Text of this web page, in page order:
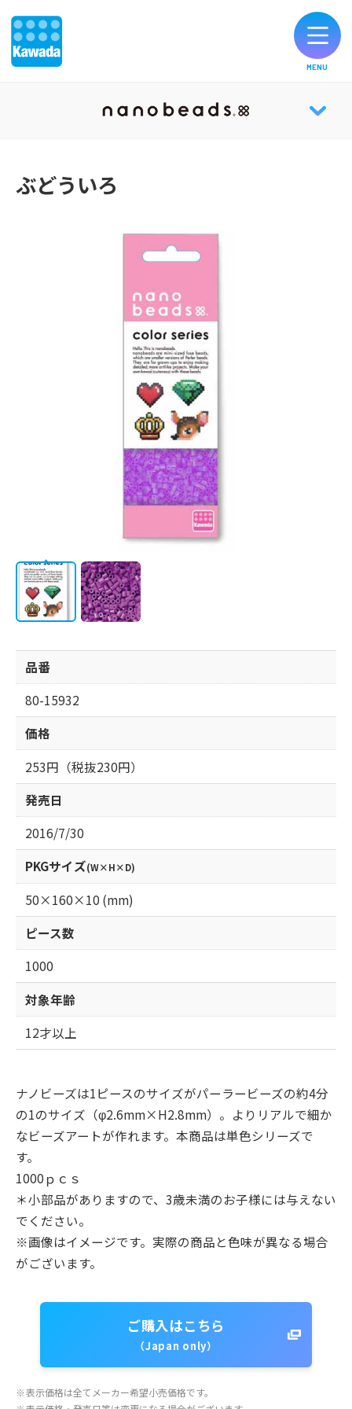
会社情報
オリジナルブランド一覧
お客様サポート
公式SNS
MENU
CATALOG
ぶどういろ
品番
80-15932
価格
253円（税抜230円）
発売日
2016/7/30
PKGサイズ(W×H×D)
50×160×10 (mm)
ピース数
1000
対象年齢
12才以上
ナノビーズは1ピースのサイズがパーラービーズの約4分
の1のサイズ（φ2.6mm×H2.8mm）。よりリアルで細か
なビーズアートが作れます。本商品は単色シリーズで
す。
1000ｐｃｓ
＊小部品がありますので、3歳未満のお子様には与えない
でください。
※画像はイメージです。実際の商品と色味が異なる場合
がございます。
ご購入はこちら
（Japan only）
※表示価格は全てメーカー希望小売価格です。